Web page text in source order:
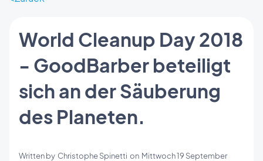
World Cleanup Day 2018
- GoodBarber beteiligt
sich an der Säuberung
des Planeten.
Written by Christophe Spinetti on Mittwoch 19 September